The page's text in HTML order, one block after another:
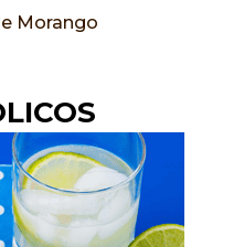
Morango